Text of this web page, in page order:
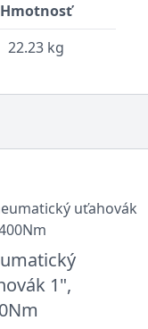
Hmotnosť
22.23 kg
1",